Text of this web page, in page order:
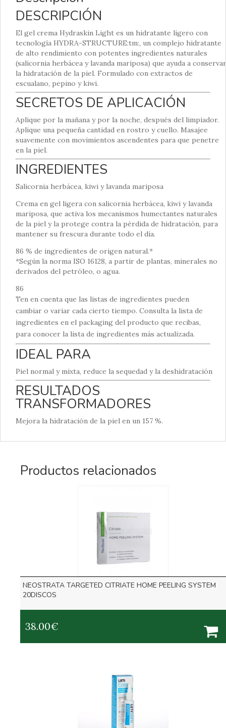
DESCRIPCIÓN
El gel crema Hydraskin Light es un hidratante ligero con
tecnología HYDRA-STRUCTURE:tm:, un complejo hidratante
de alto rendimiento con potentes ingredientes naturales
(salicornia herbácea y lavanda mariposa) que ayuda a conservar
la hidratación de la piel. Formulado con extractos de
escualano, pepino y kiwi.
SECRETOS DE APLICACIÓN
Aplique por la mañana y por la noche, después del limpiador.
Aplique una pequeña cantidad en rostro y cuello. Masajee
suavemente con movimientos ascendentes para que penetre
en la piel.
INGREDIENTES
Salicornia herbácea, kiwi y lavanda mariposa
Crema en gel ligera con salicornia herbácea, kiwi y lavanda
mariposa, que activa los mecanismos humectantes naturales
de la piel y la protege contra la pérdida de hidratación, para
mantener su frescura durante todo el día.
86 % de ingredientes de origen natural.*
*Según la norma ISO 16128, a partir de plantas, minerales no
derivados del petróleo, o agua.
86
Ten en cuenta que las listas de ingredientes pueden
cambiar o variar cada cierto tiempo. Consulta la lista de
ingredientes en el packaging del producto que recibas,
para conocer la lista de ingredientes más actualizada.
IDEAL PARA
Piel normal y mixta, reduce la sequedad y la deshidratación
RESULTADOS
TRANSFORMADORES
Mejora la hidratación de la piel en un 157 %.
Productos relacionados
NEOSTRATA TARGETED CITRIATE HOME PEELING SYSTEM
20DISCOS
38.00€